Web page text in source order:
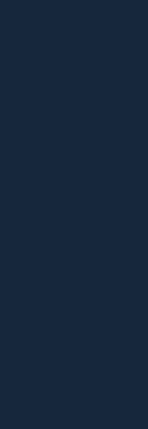
oknie)oknie)